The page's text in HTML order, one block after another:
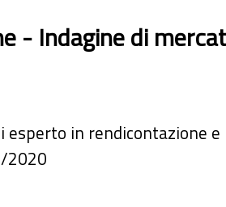
- Indagine di
esperto in rendicontazione
2020